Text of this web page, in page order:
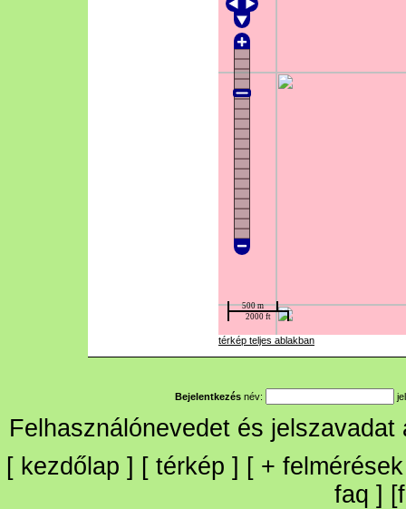
térkép teljes ablakban
Bejelentkezés név:
Felhasználónevedet és
[ kezdőlap ] [ térkép ] [ + felmérések
faq ] [